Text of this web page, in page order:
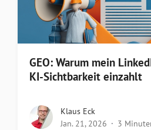
GEO: Warum mein
KI-Sichtbarkeit einzahlt
Klaus Eck
Jan. 21, 2026
3